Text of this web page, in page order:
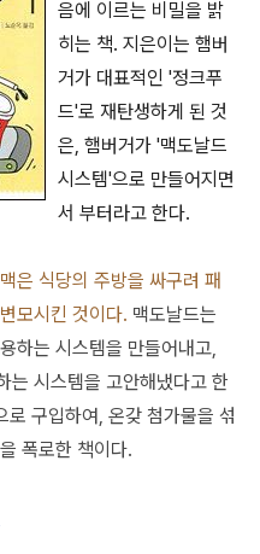
음에 이르는 비밀을 밝
히는 책. 지은이는 햄버
거가 대표적인 '정크푸
드'로 재탄생하게 된 것
은, 햄버거가 '맥도날드
시스템'으로 만들어지면
서 부터라고 한다.
은 식당의 주방을 싸구려 패
모시킨 것이다. 맥도날드는
하는 시스템을 만들어내고,
는 시스템을 고안해냈다고 한
구입하여, 온갖 첨가물을 섞
폭로한 책이다.